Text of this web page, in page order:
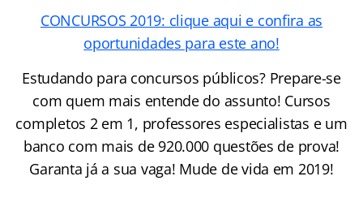
CONCURSOS 2019: clique aqui e confira as
oportunidades para este ano!
Estudando para concursos públicos? Prepare-se
com quem mais entende do assunto! Cursos
completos 2 em 1, professores especialistas e um
banco com mais de 920.000 questões de prova!
Garanta já a sua vaga! Mude de vida em 2019!